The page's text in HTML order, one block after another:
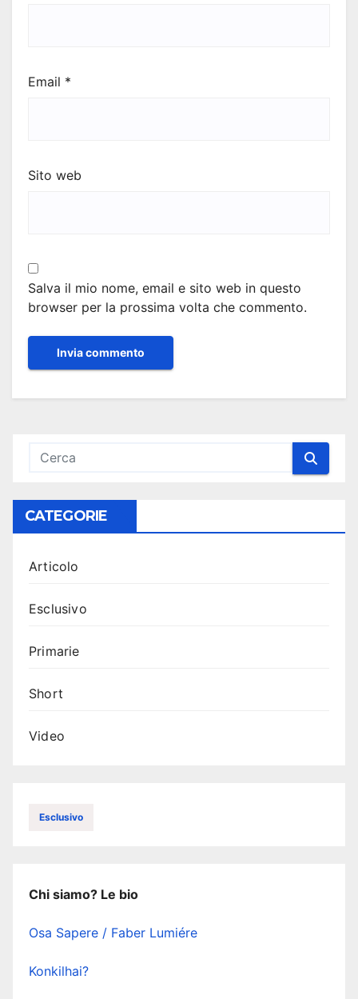
Email *
Sito web
Salva il mio nome, email e sito web in questo
browser per la prossima volta che commento.
CATEGORIE
Articolo
Esclusivo
Primarie
Short
Video
Esclusivo
Chi siamo? Le bio
Osa Sapere / Faber Lumiére
Konkilhai?